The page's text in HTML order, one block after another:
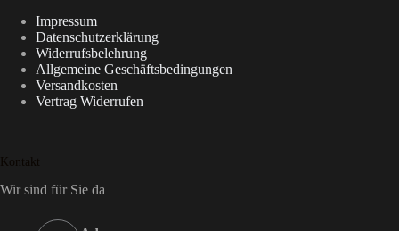
Impressum
Datenschutzerklärung
Widerrufsbelehrung
Allgemeine Geschäftsbedingungen
Versandkosten
Vertrag Widerrufen
Kontakt
Wir sind für Sie da